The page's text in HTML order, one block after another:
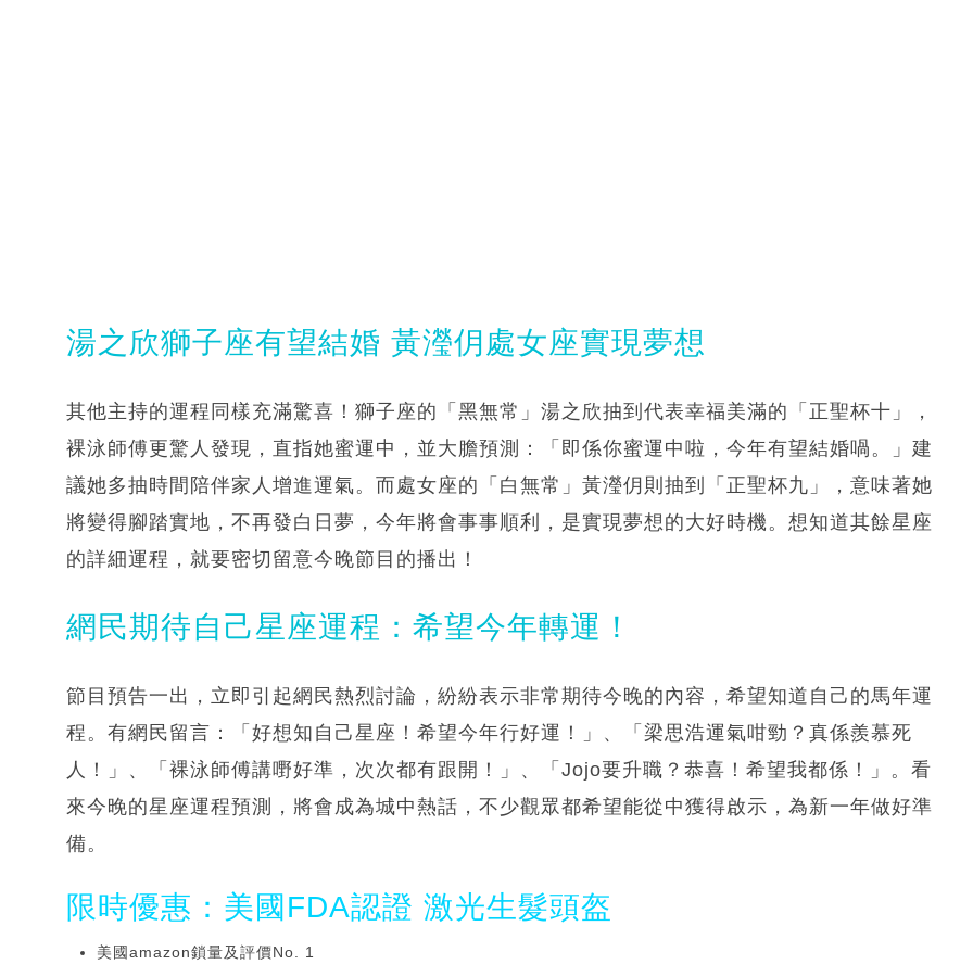
湯之欣獅子座有望結婚 黃瀅仴處女座實現夢想
其他主持的運程同樣充滿驚喜！獅子座的「黑無常」湯之欣抽到代表幸福美滿的「正聖杯十」，
裸泳師傅更驚人發現，直指她蜜運中，並大膽預測：「即係你蜜運中啦，今年有望結婚喎。」建
議她多抽時間陪伴家人增進運氣。而處女座的「白無常」黃瀅仴則抽到「正聖杯九」，意味著她
將變得腳踏實地，不再發白日夢，今年將會事事順利，是實現夢想的大好時機。想知道其餘星座
的詳細運程，就要密切留意今晚節目的播出！
網民期待自己星座運程：希望今年轉運！
節目預告一出，立即引起網民熱烈討論，紛紛表示非常期待今晚的內容，希望知道自己的馬年運
程。有網民留言：「好想知自己星座！希望今年行好運！」、「梁思浩運氣咁勁？真係羨慕死
人！」、「裸泳師傅講嘢好準，次次都有跟開！」、「Jojo要升職？恭喜！希望我都係！」。看
來今晚的星座運程預測，將會成為城中熱話，不少觀眾都希望能從中獲得啟示，為新一年做好準
備。
限時優惠：美國FDA認證 激光生髮頭盔
美國amazon鎖量及評價No. 1